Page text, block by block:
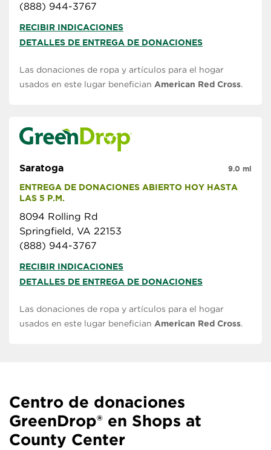
(888) 944-3767
RECIBIR INDICACIONES
DETALLES DE ENTREGA DE DONACIONES
Las donaciones de ropa y artículos para el hogar
usados en este lugar benefician American Red Cross.
Saratoga
ENTREGA DE DONACIONES ABIERTO HOY HASTA
LAS 5 P.M.
8094 Rolling Rd
Springfield, VA 22153
(888) 944-3767
9.0 mi
RECIBIR INDICACIONES
DETALLES DE ENTREGA DE DONACIONES
Las donaciones de ropa y artículos para el hogar
usados en este lugar benefician American Red Cross.
Centro de donaciones
GreenDrop® en Shops at
County Center